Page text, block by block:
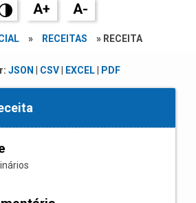
A+ A-
» RECEITAS » RECEITA
JSON CSV| EXCEL| PDF